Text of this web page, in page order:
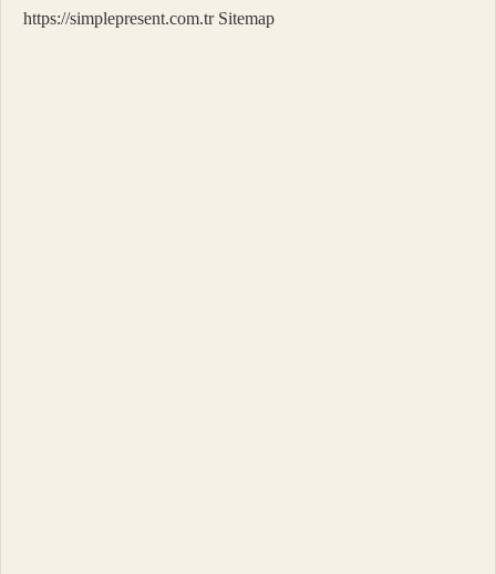
https://simplepresent.com.tr Sitemap